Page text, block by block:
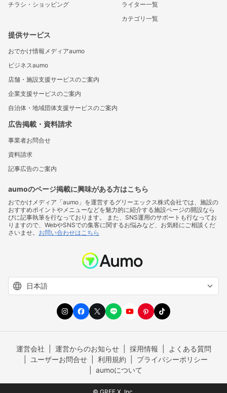
チラシ・ショッピング
ライター一覧
カテゴリ一覧
提供サービス
おでかけ情報メディアaumo
ビジネスaumo
店舗・施設支援サービスのご案内
企業支援サービスのご案内
自治体・地域団体支援サービスのご案内
広告掲載・資料請求
事業者お問合せ
資料請求
記事広告のご案内
aumoのページ掲載に興味がある方はこちら
おでかけメディア「aumo」を運営するグリーエックス株式会社では、施設の
おすすめポイントやメニューなどを魅力的に紹介する施設ページの開設なら
びに記事執筆を行なっております。 また、SNS運用のサポートも行なってお
りますので、WebやSNSでの集客に関するお悩みなど、お気軽にご相談くだ
さいませ。 お問い合わせはこちら
運営会社 運営からのお知らせ 採用情報
よくある質問
ユーザーお問合せ
利用規約
プライバシーポリシー
aumoについて